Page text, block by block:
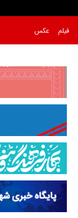
فیلم عکس